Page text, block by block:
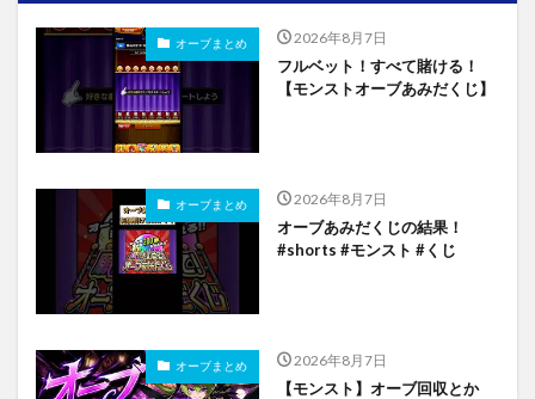
オーブまとめ 2026年8月7日
フルベット！すべて賭ける！
【モンストオーブあみだくじ】
オーブまとめ 2026年8月7日
オーブあみだくじの結果！
#shorts #モンスト #くじ
オーブまとめ 2026年8月7日
【モンスト】オーブ回収とか